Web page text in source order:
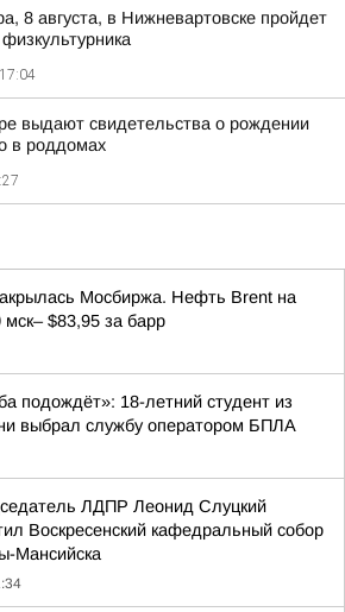
8 августа, в Нижневартовске пройдет
17:04
выдают свидетельства о рождении
в роддомах
Мосбиржа. Нефть Brent на
мск– $83,95 за барр
подождёт»: 18-летний студент из
выбрал службу оператором БПЛА
ЛДПР Леонид Слуцкий
Воскресенский кафедральный собор
Мансийска